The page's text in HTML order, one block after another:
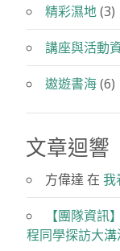
精彩濕地(3)
講座與活動
遨遊書海(6)
文章迴響
方偉達 在 我
【團隊資訊
程同學探訪大